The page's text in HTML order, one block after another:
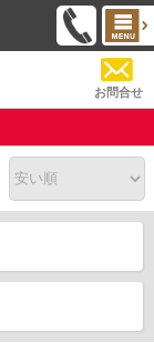
お問合せ